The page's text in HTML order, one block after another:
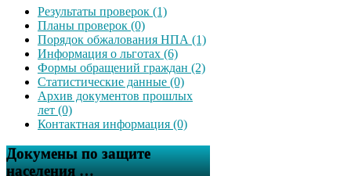
Результаты проверок (1)
Планы проверок (0)
Порядок обжалования НПА (1)
Информация о льготах (6)
Формы обращений граждан (2)
Статистические данные (0)
Архив документов прошлых
лет (0)
Контактная информация (0)
Докумены по защите
населения …